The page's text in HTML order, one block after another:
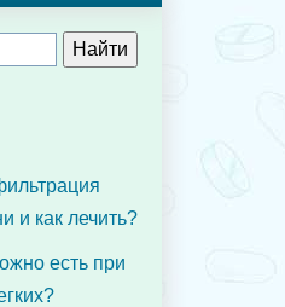
и как лечить?
есть при